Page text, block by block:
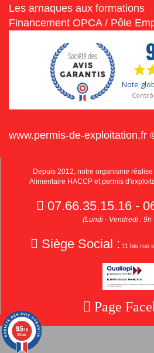
Les arnaques aux formations
Financement OPCA / Pôle
www.permis-de-exploitation.fr
Depuis 2012, notre organisme
Alimentaire HACCP et permis
07.66.35.15.16 -
(Lundi - Vendredi : 9h
Siège Social : 11 bis rue
Page
9.5/10
355 avis